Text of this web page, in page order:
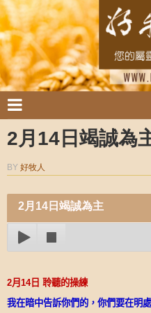
2月14日竭誠為
BY 好牧人
2月14日竭誠為主
2月 14日 聆聽的操練
我在暗中告訴你們的，你們要在明